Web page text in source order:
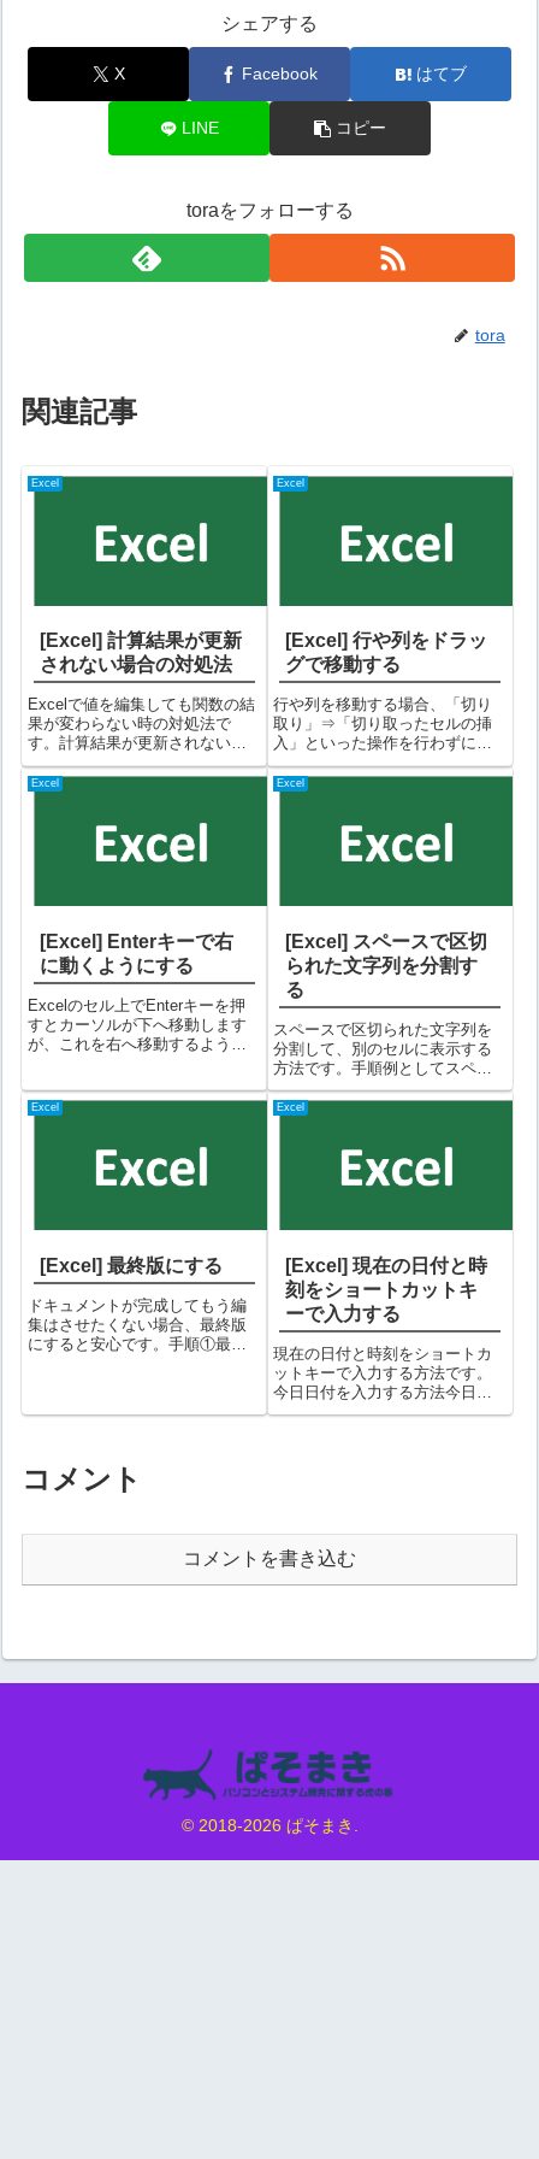
シェアする
X Facebook はてブ
LINE コピー
toraをフォローする
tora
関連記事
Excel
[Excel] 計算結果が更新
されない場合の対処法
Excelで値を編集しても関数の結
果が変わらない時の対処法で
す。計算結果が更新されない原
因は、計算方法が「手動」にな
っているためです。なので、計
計算されるようになります。手
順①「数式」タブを選択して
「計算方法の設...
Excel
[Excel] 行や列をドラッ
グで移動する
行や列を移動する場合、「切り
取り」⇒「切り取ったセルの挿
入」といった操作を行わずにド
ラッグで簡単に行う方法があり
ます。手順例として以下表の
りんご」行の下へ移動してみま
す。①「No4いちご」の列を選択
Excel
[Excel] Enterキーで右
に動くようにする
Excelのセル上でEnterキーを押
すとカーソルが下へ移動します
が、これを右へ移動するように
プション」を選択する③オプシ
ョン画面で「詳細設定」を選択
Excel
[Excel] スペースで区切
られた文字列を分割す
る
スペースで区切られた文字列を
分割して、別のセルに表示する
方法です。手順例としてスペー
スで区切られた「東京 大阪 名古
屋」という文字を分割してみま
で、「データ」タブ⇒「区切り
位置」を選択する②「区切り位
置指定ウィザー...
Excel
[Excel] 最終版にする
ドキュメントが完成してもう編
集はさせたくない場合、最終版
にすると安心です。手順①最終
クリックする。③「最終版」を
Excel
[Excel] 現在の日付と時
刻をショートカットキ
ーで入力する
現在の日付と時刻をショートカ
ットキーで入力する方法です。
今日日付を入力する方法今日日
付は、以下のショートカットキ
コメント
コメントを書き込む
© 2018-2026 ぱそまき.